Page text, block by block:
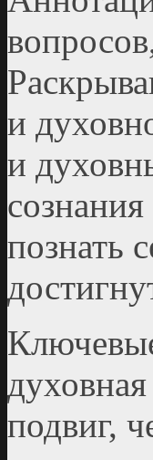
и
и
познать
подвиг,